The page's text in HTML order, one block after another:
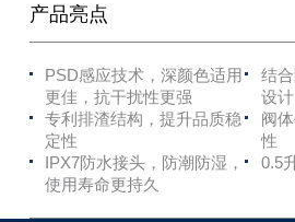
产品亮点
PSD感应技术，深颜色适用
更佳，抗干扰性更强
结
设
专利排渣结构，提升品质稳
定性
阀
性
IPX7防水接头，防潮防湿，
使用寿命更持久
0.5